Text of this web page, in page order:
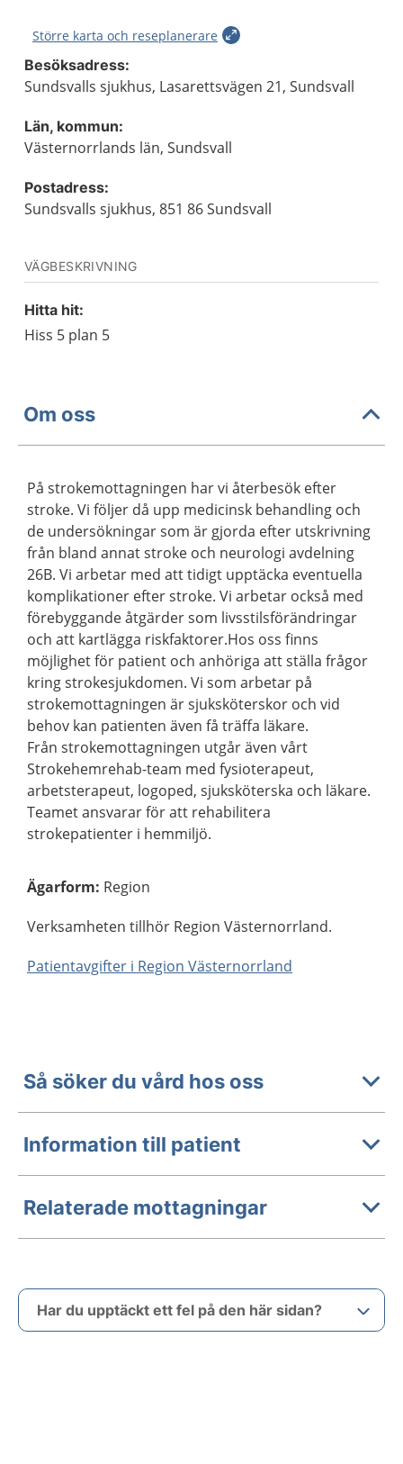
Större karta och reseplanerare
Besöksadress:
Sundsvalls sjukhus, Lasarettsvägen 21, Sundsvall
Län, kommun:
Västernorrlands län, Sundsvall
Postadress:
Sundsvalls sjukhus, 851 86 Sundsvall
VÄGBESKRIVNING
Hitta hit:
Hiss 5 plan 5
Om oss
På strokemottagningen har vi återbesök efter
stroke. Vi följer då upp medicinsk behandling och
de undersökningar som är gjorda efter utskrivning
från bland annat stroke och neurologi avdelning
26B. Vi arbetar med att tidigt upptäcka eventuella
komplikationer efter stroke. Vi arbetar också med
förebyggande åtgärder som livsstilsförändringar
och att kartlägga riskfaktorer.Hos oss finns
möjlighet för patient och anhöriga att ställa frågor
kring strokesjukdomen. Vi som arbetar på
strokemottagningen är sjuksköterskor och vid
behov kan patienten även få träffa läkare.
Från strokemottagningen utgår även vårt
Strokehemrehab-team med fysioterapeut,
arbetsterapeut, logoped, sjuksköterska och läkare.
Teamet ansvarar för att rehabilitera
strokepatienter i hemmiljö.
Ägarform: Region
Verksamheten tillhör Region Västernorrland.
Patientavgifter i Region Västernorrland
Så söker du vård hos oss
Information till patient
Relaterade mottagningar
Har du upptäckt ett fel på den här sidan?